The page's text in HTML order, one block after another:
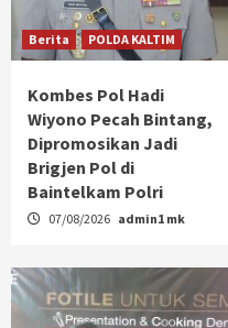
Berita POLDA KALTIM
Kombes Pol Hadi
Wiyono Pecah Bintang,
Dipromosikan Jadi
Brigjen Pol di
Baintelkam Polri
07/08/2026 admin1 mk